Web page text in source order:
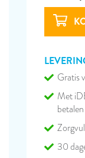
Gratis
Met
30